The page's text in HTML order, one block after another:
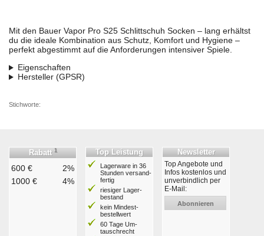
Mit den Bauer Vapor Pro S25 Schlittschuh Socken – lang erhältst
du die ideale Kombination aus Schutz, Komfort und Hygiene –
perfekt abgestimmt auf die Anforderungen intensiver Spiele.
Eigenschaften
Hersteller (GPSR)
Stichworte:
Rabatt 1
600 €
2%
1000 €
4%
Top Leistung
Lagerware in 36
Stunden ver­sand­
fertig
riesiger Lager­
bestand
kein Mindest­
bestell­wert
60 Tage Um­
tausch­recht
Newsletter
Top Angebote und
Infos kostenlos und
unverbindlich per
E-Mail:
Abonnieren